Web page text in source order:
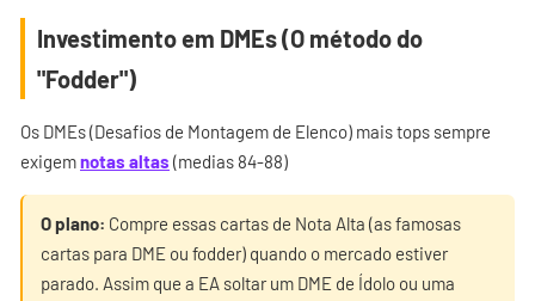
Investimento em DMEs (O método do
"Fodder")
Os DMEs (Desafios de Montagem de Elenco) mais tops sempre
exigemnotas altas (medias 84-88)
O plano: Compre essas cartas de Nota Alta (as famosas
cartas para DME ou fodder) quando o mercado estiver
parado. Assim que a EA soltar um DME de Ídolo ou uma